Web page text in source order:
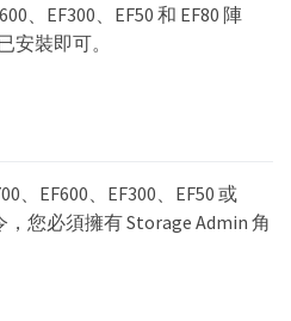
、EF300、EF50 和 EF80 陣
安裝即可。
、EF600、EF300、EF50 或
您必須擁有 Storage Admin 角